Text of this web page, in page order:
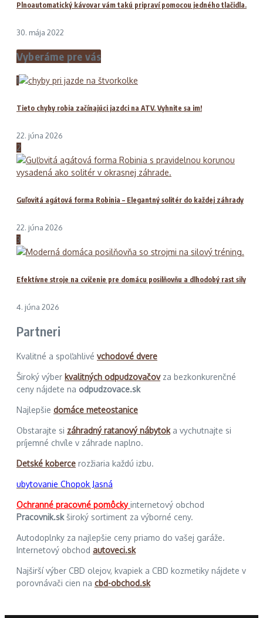
Plnoautomatický kávovar vám takú pripraví pomocou jedného tlačidla.
30. mája 2022
Vyberáme pre vás
1
Tieto chyby robia začínajúci jazdci na ATV. Vyhnite sa im!
22. júna 2026
2
Guľovitá agátová forma Robinia – Elegantný solitér do každej záhrady
22. júna 2026
3
Efektívne stroje na cvičenie pre domácu posilňovňu a dlhodobý rast sily
4. júna 2026
Partneri
Kvalitné a spoľahlivé vchodové dvere
Široký výber kvalitných odpudzovačovza bezkonkurenčné
ceny nájdete na odpudzovace.sk
Najlepšie domáce meteostanice
Obstarajte si záhradný ratanový nábytoka vychutnajte si
príjemné chvíle v záhrade naplno.
Detské koberce rozžiaria každú izbu.
ubytovanie Chopok Jasná
Ochranné pracovné pomôckyinternetový obchod
Pracovnik.skširoký sortiment za výborné ceny.
Autodoplnky za najlepšie ceny priamo do vašej garáže.
Internetový obchod autoveci.sk
Najširší výber CBD olejov, kvapiek a CBD kozmetiky nájdete v
porovnávači cien na cbd-obchod.sk